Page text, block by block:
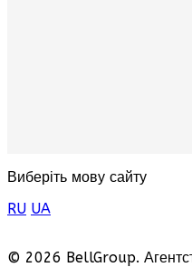
Виберіть мову сайту
RU UA
© 2026 BellGroup.